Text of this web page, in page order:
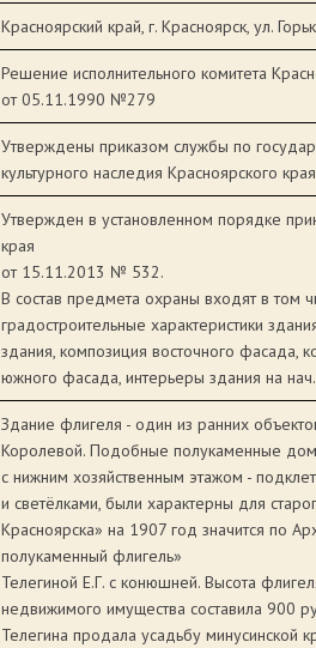
Красноярский край, г. Красноярск, ул.
Решение исполнительного комитета
от 05.11.1990 №279
Утверждены приказом службы по
культурного наследия Красноярского
Утвержден в установленном порядке
края
от 15.11.2013 № 532.
В состав предмета охраны входят в том
градостроительные характеристики
здания, композиция восточного фасада,
южного фасада, интерьеры здания на
Здание флигеля - один из ранних
Королевой. Подобные полукаменные
с нижним хозяйственным этажом -
и светёлками, были характерны для
Красноярска» на 1907 год значится по
полукаменный флигель»
Телегиной Е.Г. с конюшней. Высота
недвижимого имущества составила 900
Телегина продала усадьбу